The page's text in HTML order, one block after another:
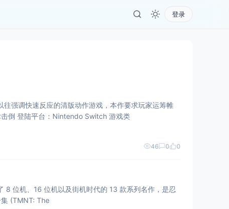
登录
往强调快速反应的清版动作游戏，本作要求玩家运筹帷
幄，通过精确的布局和角色间的技能配合来克敌制胜。 游戏基本信息 游戏名称：忍者神龟：战术击倒 登陆平台：Nintendo Switch 游戏类
46 0 0
8 位机、16 位机以及街机时代的 13 款系列名作，是忍
神龟：考瓦本加合集 (TMNT: The